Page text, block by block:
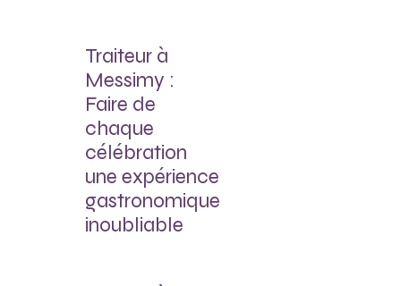
Traiteur à
Messimy :
Faire de
chaque
célébration
une expérience
gastronomique
inoubliable